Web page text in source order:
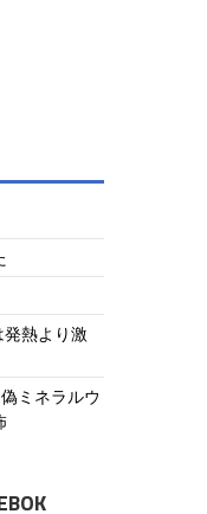
熱より激
ミネラルウ